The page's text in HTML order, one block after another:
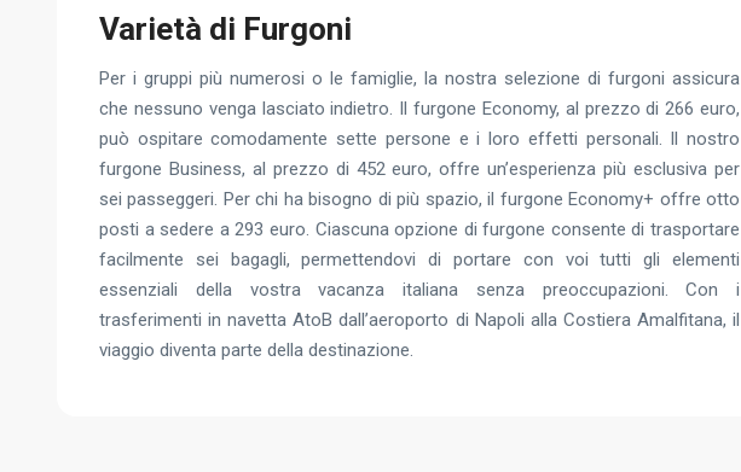
Varietà di Furgoni
Per i gruppi più numerosi o le famiglie, la nostra selezione di furgoni assicura
che nessuno venga lasciato indietro. Il furgone Economy, al prezzo di 266 euro,
può ospitare comodamente sette persone e i loro effetti personali. Il nostro
furgone Business, al prezzo di 452 euro, offre un’esperienza più esclusiva per
sei passeggeri. Per chi ha bisogno di più spazio, il furgone Economy+ offre otto
posti a sedere a 293 euro. Ciascuna opzione di furgone consente di trasportare
facilmente sei bagagli, permettendovi di portare con voi tutti gli elementi
essenziali della vostra vacanza italiana senza preoccupazioni. Con i
trasferimenti in navetta AtoB dall’aeroporto di Napoli alla Costiera Amalfitana, il
viaggio diventa parte della destinazione.